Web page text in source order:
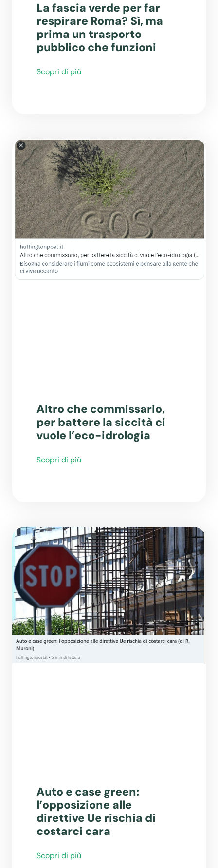
La fascia verde per far
respirare Roma? Sì, ma
prima un trasporto
pubblico che funzioni
Scopri di più
Altro che commissario,
per battere la siccità ci
vuole l’eco-idrologia
Scopri di più
Auto e case green:
l’opposizione alle
direttive Ue rischia di
costarci cara
Scopri di più